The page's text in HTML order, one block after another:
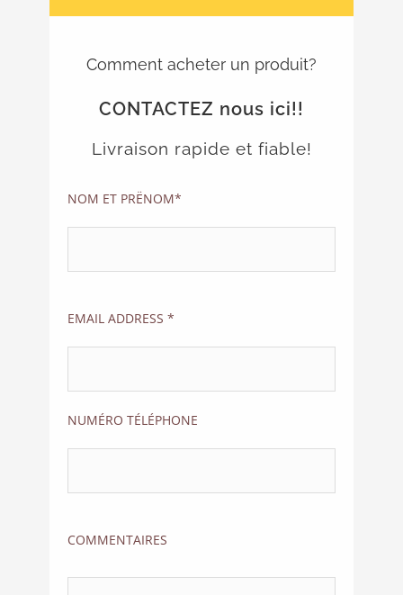
Comment acheter un produit?
CONTACTEZ nous ici!!
Livraison rapide et fiable!
NOM ET PRËNOM*
EMAIL ADDRESS *
NUMÉRO TÉLÉPHONE
COMMENTAIRES